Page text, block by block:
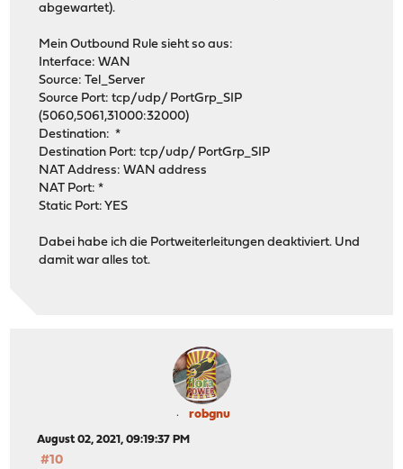
abgewartet).
Mein Outbound Rule sieht so aus:
Interface: WAN
Source: Tel_Server
Source Port: tcp/udp/ PortGrp_SIP
(5060,5061,31000:32000)
Destination: *
Destination Port: tcp/udp/ PortGrp_SIP
NAT Address: WAN address
NAT Port: *
Static Port: YES
Dabei habe ich die Portweiterleitungen deaktiviert. Und
damit war alles tot.
robgnu
August 02, 2021, 09:19:37 PM
#10